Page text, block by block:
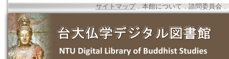
サイトマップ．本館について ． 諮問委員会 ．